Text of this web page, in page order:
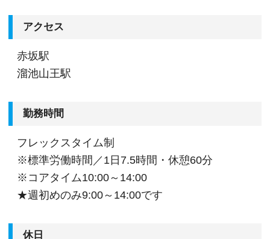
アクセス
赤坂駅
溜池山王駅
勤務時間
フレックスタイム制
※標準労働時間／1日7.5時間・休憩60分
※コアタイム10:00～14:00
★週初めのみ9:00～14:00です
休日